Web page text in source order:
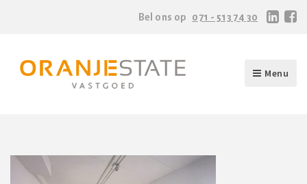
Bel ons op 071 - 513 74 30
Menu